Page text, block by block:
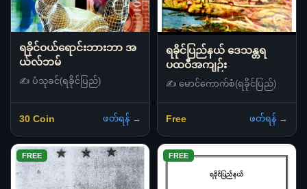
ရခိုင်ဝယ်ရောင်းဘားဘာ အ
ယ်လ်ဘမ်
✍️ ပံသုခင်(ရခိုင်ပြည်)
30 Coin ဖတ်ရန် →
ရခိုင်ပြည်နယ် ဒေသန္တရ
ပထဝီအကျဉ်း
✍️ မောင်ကောက်စံ(ရခိုင်ပြည်)
Free ဖတ်ရန် →
FREE FREE